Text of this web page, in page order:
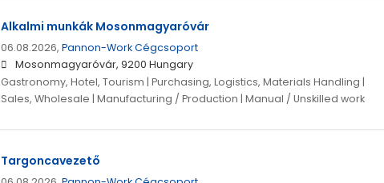
Alkalmi munkák Mosonmagyaróvár
06.08.2026, Pannon-Work Cégcsoport
Mosonmagyaróvár, 9200 Hungary
Gastronomy, Hotel, Tourism | Purchasing, Logistics, Materials Handling |
Sales, Wholesale | Manufacturing / Production | Manual / Unskilled work
Targoncavezető